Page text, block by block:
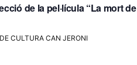
de la pel·lícula “La mort de
CULTURA CAN JERONI